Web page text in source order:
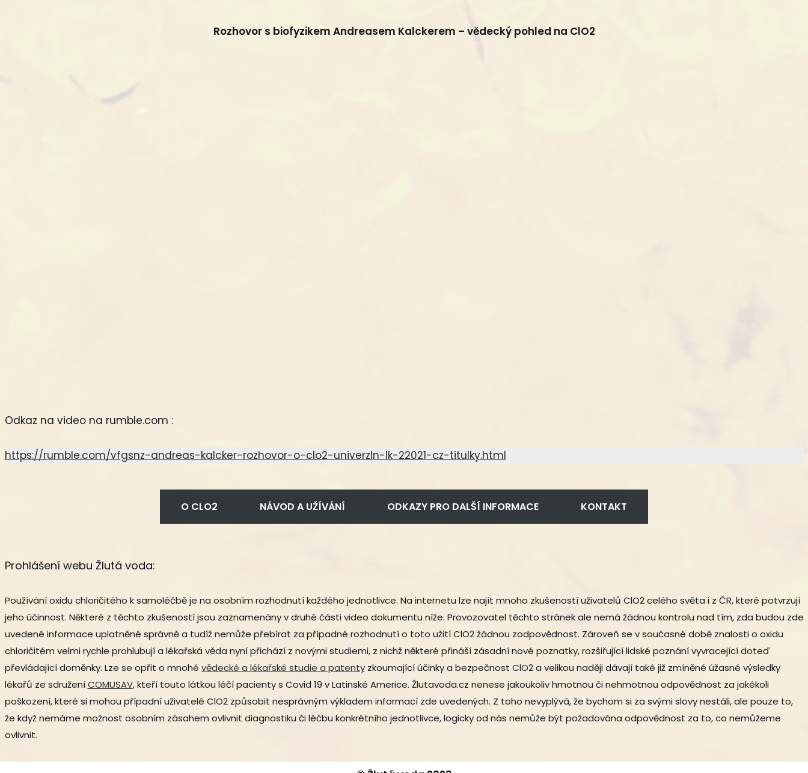
Rozhovor s biofyzikem Andreasem Kalckerem – vědecký pohled na ClO2
Odkaz na video na rumble.com :
https://rumble.com/vfgsnz-andreas-kalcker-rozhovor-o-clo2-univerzln-lk-22021-cz-titulky.html
O CLO2 NÁVOD A UŽÍVÁNÍ ODKAZY PRO DALŠÍ INFORMACE KONTAKT
Prohlášení webu Žlutá voda:
Používání oxidu chloričitého k samoléčbě je na osobním rozhodnutí každého jednotlivce. Na internetu lze najít mnoho zkušeností uživatelů ClO2 celého světa i z ČR, které potvrzují
jeho účinnost. Některé z těchto zkušeností jsou zaznamenány v druhé části video dokumentu níže. Provozovatel těchto stránek ale nemá žádnou kontrolu nad tím, zda budou zde
uvedené informace uplatněné správně a tudíž nemůže přebírat za případné rozhodnutí o toto užití ClO2 žádnou zodpovědnost. Zároveň se v současné době znalosti o oxidu
chloričitém velmi rychle prohlubují a lékařská věda nyní přichází z novými studiemi, z nichž některé přináší zásadní nové poznatky, rozšiřující lidské poznání vyvracející doteď
převládající doměnky. Lze se opřit o mnohé vědecké a lékařské studie a patentyzkoumající účinky a bezpečnost ClO2 a velikou naději dávají také již zmíněné úžasné výsledky
lékařů ze sdruženíCOMUSAV, kteří touto látkou léčí pacienty s Covid 19 v Latinské Americe. Žlutavoda.cz nenese jakoukoliv hmotnou či nehmotnou odpovědnost za jakékoli
poškození, které si mohou případní uživatelé ClO2 způsobit nesprávným výkladem informací zde uvedených. Z toho nevyplývá, že bychom si za svými slovy nestáli, ale pouze to,
že když nemáme možnost osobním zásahem ovlivnit diagnostiku či léčbu konkrétního jednotlivce, logicky od nás nemůže být požadována odpovědnost za to, co nemůžeme
ovlivnit.